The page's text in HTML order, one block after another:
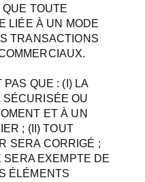
TOUTE
LIÉE À UN MODE
TRANSACTIONS
PAS QUE : (I) LA
SÉCURISÉE OU
ET À UN
; (II) TOUT
SERA CORRIGÉ ;
SERA EXEMPTE DE
ÉLÉMENTS